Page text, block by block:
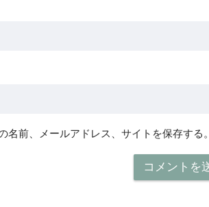
前、メールアドレス、サイトを保存する。